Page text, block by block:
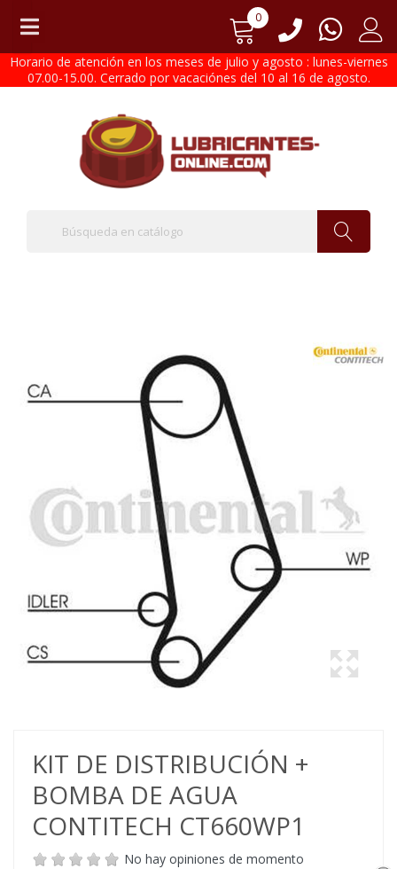
0
Horario de atención en los meses de julio y agosto : lunes-viernes
07.00-15.00. Cerrado por vacaciónes del 10 al 16 de agosto.
KIT DE DISTRIBUCIÓN +
BOMBA DE AGUA
CONTITECH CT660WP1
No hay opiniones de momento